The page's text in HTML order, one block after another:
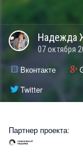
Надежда
07 октября
Вконтакте
Twitter
Партнер проекта: